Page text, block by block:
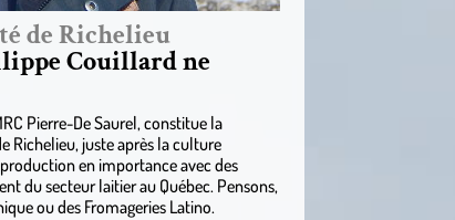
de Richelieu
Couillard ne
Pierre-De Saurel, constitue la
Richelieu, juste après la culture
en importance avec des
du secteur laitier au Québec. Pensons,
ou des Fromageries Latino.